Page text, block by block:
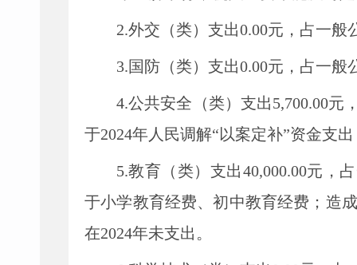
2.外交（类）支出0.00元 ， 占一般
3.国防（类）支出0.00元 ， 占一般
4.公共安全（类）支出5,700.00元
于2024年人民调解“以案定补”资金支出
5.教育（类）支出40,000.00元，
于小学教育经费、初中教育经费 ； 造
在2024年未支出。